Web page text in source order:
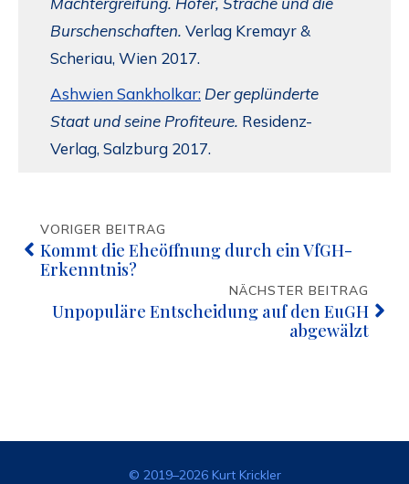
Burschenschaften. Verlag Kremayr &
Scheriau, Wien 2017.
Ashwien Sankholkar: Der geplünderte
Staat und seine Profiteure. Residenz-
Verlag, Salzburg 2017.
VORIGER BEITRAG
Kommt die Eheöffnung durch ein VfGH-
Erkenntnis?
NÄCHSTER BEITRAG
Unpopuläre Entscheidung auf den EuGH
abgewälzt
© 2019–2026 Kurt Krickler